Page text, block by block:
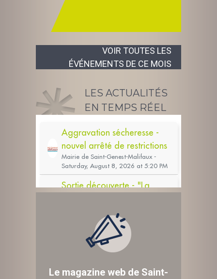
VOIR TOUTES LES
ÉVÉNEMENTS DE CE MOIS
LES ACTUALITÉS
EN TEMPS RÉEL
Le magazine web de Saint-